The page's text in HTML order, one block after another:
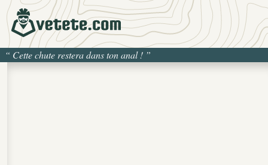
“ Cette chute restera dans ton anal ! ”